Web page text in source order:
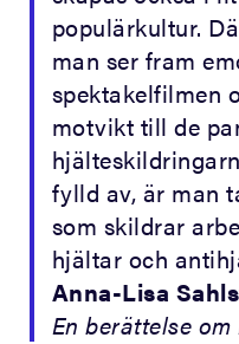
populärkultur.
man ser fram
spektakelfilmen
motvikt till de
fylld av, är man
som skildrar
hjältar och
Anna-Lisa
En berättelse